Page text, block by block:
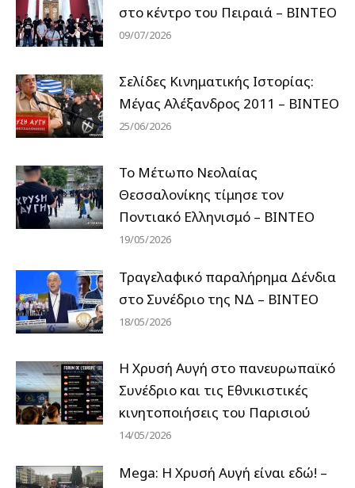
στο κέντρο του Πειραιά – ΒΙΝΤΕΟ
09/07/2026
Σελίδες Κινηματικής Ιστορίας:
Μέγας Αλέξανδρος 2011 – ΒΙΝΤΕΟ
25/06/2026
Το Μέτωπο Νεολαίας
Θεσσαλονίκης τίμησε τον
Ποντιακό Ελληνισμό – ΒΙΝΤΕΟ
19/05/2026
Τραγελαφικό παραλήρημα Δένδια
στο Συνέδριο της ΝΔ – ΒΙΝΤΕΟ
18/05/2026
Η Χρυσή Αυγή στο πανευρωπαϊκό
Συνέδριο και τις Εθνικιστικές
κινητοποιήσεις του Παρισιού
14/05/2026
Mega: Η Χρυσή Αυγή είναι εδώ! –